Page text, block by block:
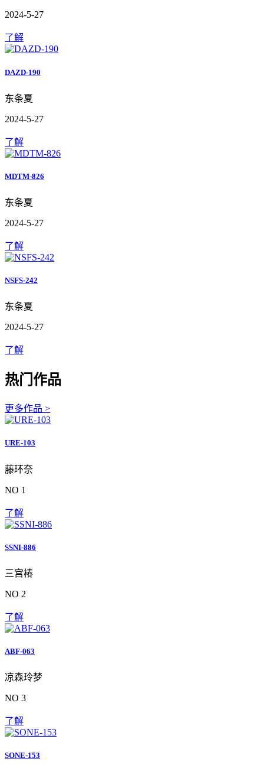
2024-5-27
了解
DAZD-190
东条夏
2024-5-27
了解
MDTM-826
东条夏
2024-5-27
了解
NSFS-242
东条夏
2024-5-27
了解
热门作品
更多作品 >
URE-103
藤环奈
NO 1
了解
SSNI-886
三宫椿
NO 2
了解
ABF-063
凉森玲梦
NO 3
了解
SONE-153